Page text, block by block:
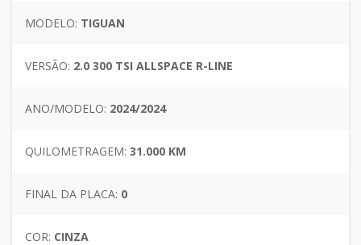
MODELO: TIGUAN
VERSÃO: 2.0 300 TSI ALLSPACE R-LINE
ANO/MODELO: 2024/2024
QUILOMETRAGEM: 31.000 KM
FINAL DA PLACA: 0
COR: CINZA